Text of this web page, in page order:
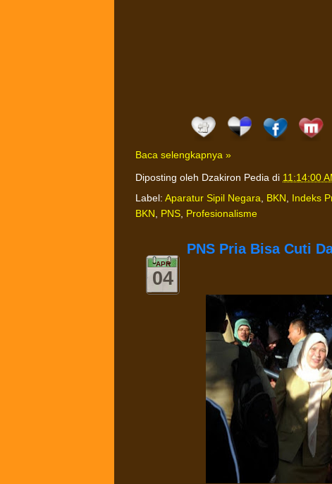
Baca selengkapnya »
Diposting oleh Dzakiron Pedia di 11:14:00
Label: Aparatur Sipil Negara, BKN, Indeks
BKN, PNS, Profesionalisme
APR
04
PNS Pria Bisa Cuti